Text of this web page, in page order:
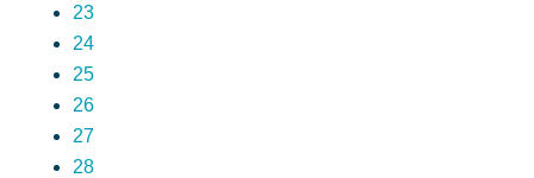
23
24
25
26
27
28